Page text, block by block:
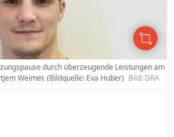
durch überzeugende Leistungen am
Weimer. (Bildquelle: Eva Huber) Bild: DRA